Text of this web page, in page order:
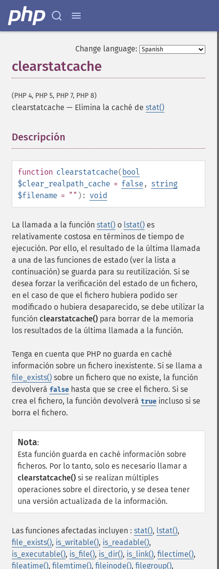
Change language:
clearstatcache
(PHP 4, PHP 5, PHP 7, PHP 8)
clearstatcache — Elimina la caché de stat()
Descripción
function clearstatcache(bool
$clear_realpath_cache = false, string
$filename = "" ): void
La llamada a la función stat() o lstat() es
relativamente costosa en términos de tiempo de
ejecución. Por ello, el resultado de la última llamada
a una de las funciones de estado (ver la lista a
continuación) se guarda para su reutilización. Si se
desea forzar la verificación del estado de un fichero,
en el caso de que el fichero hubiera podido ser
modificado o hubiera desaparecido, se debe utilizar la
función clearstatcache() para borrar de la memoria
los resultados de la última llamada a la función.
Tenga en cuenta que PHP no guarda en caché
información sobre un fichero inexistente. Si se llama a
file_exists() sobre un fichero que no existe, la función
devolverá false hasta que se cree el fichero. Si se
crea el fichero, la función devolverá true incluso si se
borra el fichero.
Nota:
Esta función guarda en caché información sobre
ficheros. Por lo tanto, solo es necesario llamar a
clearstatcache() si se realizan múltiples
operaciones sobre el directorio, y se desea tener
una versión actualizada de la información.
Las funciones afectadas incluyen : stat(), lstat(),
file_exists(), is_writable(), is_readable(),
is_executable(), is_file(), is_dir(), is_link(), filectime(),
fileatime(), filemtime(), fileinode(), filegroup(),